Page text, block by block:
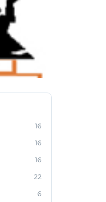
16
16
16
22
6